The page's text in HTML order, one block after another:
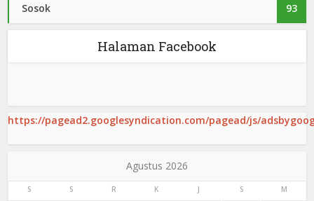
Sosok 93
Halaman Facebook
https://pagead2.googlesyndication.com/pagead/js/
Agustus 2026
S S R K J S M